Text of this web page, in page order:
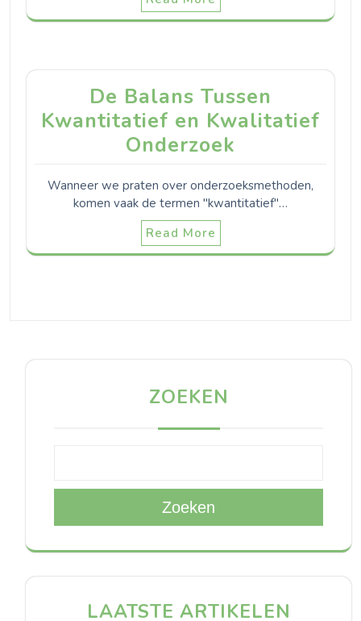
De Balans Tussen
Kwantitatief en Kwalitatief
Onderzoek
Wanneer we praten over onderzoeksmethoden,
komen vaak de termen "kwantitatief"…
Read More
ZOEKEN
Zoeken
LAATSTE ARTIKELEN